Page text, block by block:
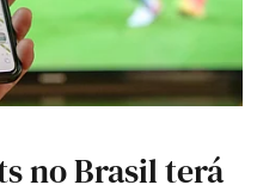
no Brasil terá